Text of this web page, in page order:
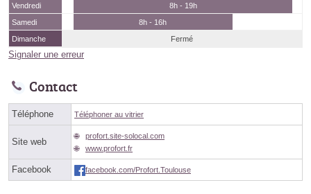
Vendredi
8h - 19h
Samedi
8h - 16h
Dimanche
Fermé
Signaler une erreur
Contact
Téléphone Téléphoner au vitrier
Site web
profort.site-solocal.com
www.profort.fr
Facebook facebook.com/Profort.Toulouse